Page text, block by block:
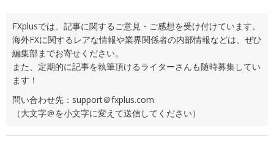
FXplusでは、記事に関するご意見・ご感想を受け付けています。
海外FXに関するレアな情報や業界関係者の内部情報などは、ぜひ
編集部までお寄せください。
また、定期的に記事を執筆頂けるライターさんも随時募集してい
ます！
問い合わせ先：support＠fxplus.com
（大文字＠を小文字に変えて送信してください）